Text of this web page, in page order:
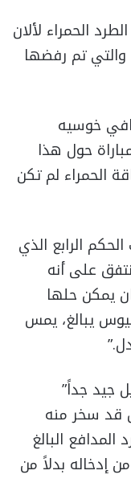
الحمراء لألان
تم رفضها
خوسيه
حول هذا
الحمراء لم تكن
الرابع الذي
على أنه
يمكن حلها
يبالغ، يمس
جيد جداً”
قد سخر منه
البالغ
من إدخاله بدلاً من